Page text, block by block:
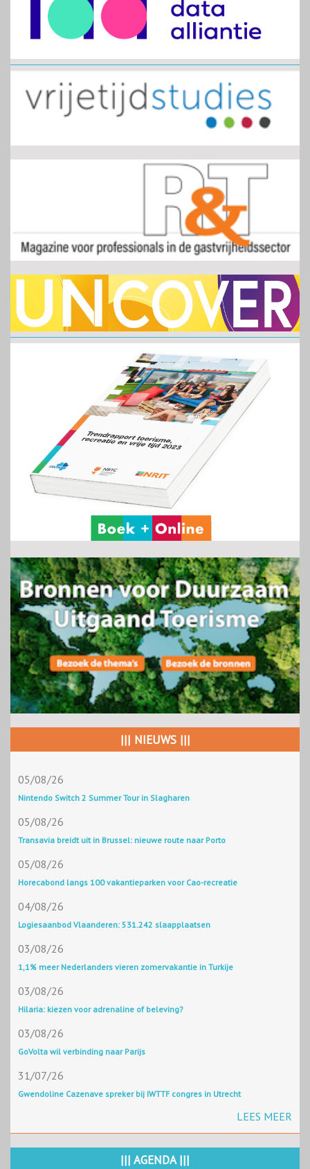
||| NIEUWS |||
05/08/26
Nintendo Switch 2 Summer Tour in Slagharen
05/08/26
Transavia breidt uit in Brussel: nieuwe route naar Porto
05/08/26
Horecabond langs 100 vakantieparken voor Cao-recreatie
04/08/26
Logiesaanbod Vlaanderen: 531.242 slaapplaatsen
03/08/26
1,1% meer Nederlanders vieren zomervakantie in Turkije
03/08/26
Hilaria: kiezen voor adrenaline of beleving?
03/08/26
GoVolta wil verbinding naar Parijs
31/07/26
Gwendoline Cazenave spreker bij IWTTF congres in Utrecht
LEES MEER
||| AGENDA |||